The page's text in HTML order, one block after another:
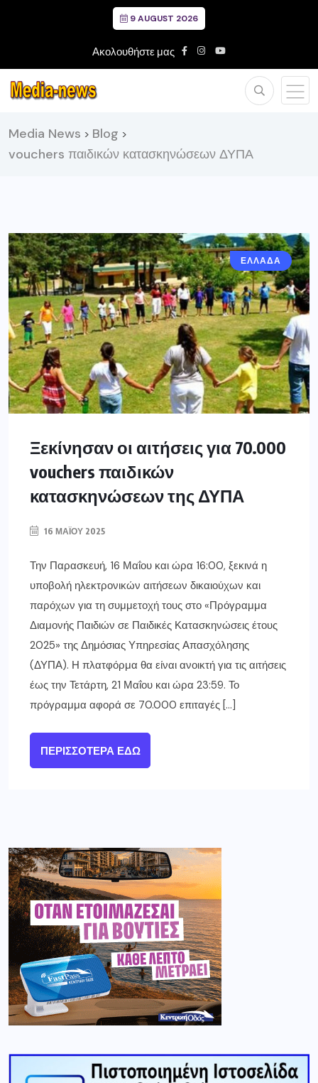
9 AUGUST 2026
Ακολουθήστε μας
Media News > Blog >
vouchers παιδικών κατασκηνώσεων ΔΥΠΑ
ΕΛΛΑΔΑ
Ξεκίνησαν οι αιτήσεις για 70.000
vouchers παιδικών
κατασκηνώσεων της ΔΥΠΑ
16 ΜΑΪ́ΟΥ 2025
Την Παρασκευή, 16 Μαΐου και ώρα 16:00, ξεκινά η
υποβολή ηλεκτρονικών αιτήσεων δικαιούχων και
παρόχων για τη συμμετοχή τους στο «Πρόγραμμα
Διαμονής Παιδιών σε Παιδικές Κατασκηνώσεις έτους
2025» της Δημόσιας Υπηρεσίας Απασχόλησης
(ΔΥΠΑ). Η πλατφόρμα θα είναι ανοικτή για τις αιτήσεις
έως την Τετάρτη, 21 Μαΐου και ώρα 23:59. Το
πρόγραμμα αφορά σε 70.000 επιταγές […]
ΠΕΡΙΣΣΌΤΕΡΑ ΕΔΏ